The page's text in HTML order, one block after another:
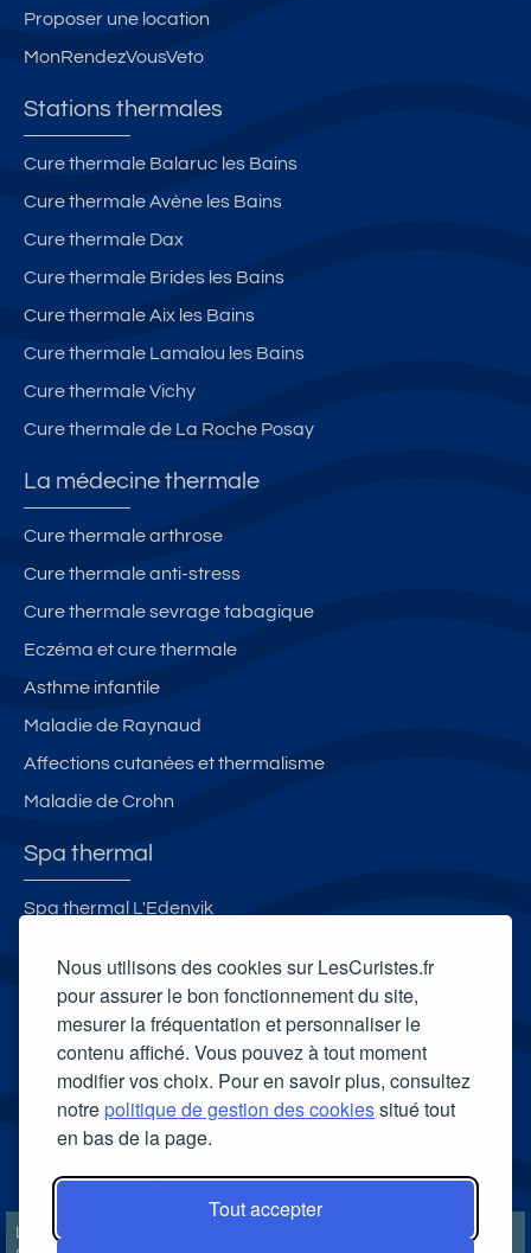
Nous utilisons des cookies sur LesCuristes.fr
pour assurer le bon fonctionnement du site,
mesurer la fréquentation et personnaliser le
contenu affiché. Vous pouvez à tout moment
modifier vos choix. Pour en savoir plus, consultez
notrepolitique de gestion des cookiessitué tout
en bas de la page.
Tout accepter
Proposer une location
MonRendezVousVeto
Stations thermales
Cure thermale Balaruc les Bains
Cure thermale Avène les Bains
Cure thermale Dax
Cure thermale Brides les Bains
Cure thermale Aix les Bains
Cure thermale Lamalou les Bains
Cure thermale Vichy
Cure thermale de La Roche Posay
La médecine thermale
Cure thermale arthrose
Cure thermale anti-stress
Cure thermale sevrage tabagique
Eczéma et cure thermale
Asthme infantile
Maladie de Raynaud
Affections cutanées et thermalisme
Maladie de Crohn
Spa thermal
Spa thermal L'Edenvik
Spa thermal et Espace esthétique des Thermes de Dax
Carte cadeau spa Vichy
Carte cadeau spa Bagnoles-de-l'Orne
Carte cadeau spa Saubusse
Carte cadeau spa Châtel-Guyon
LesCuristes.fr participe et est conforme à l'ensemble des